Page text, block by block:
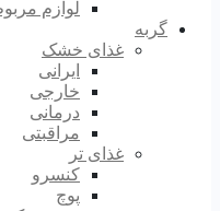
لوازم
گربه
غذای خشک
ایرانی
خارجی
درمانی
مراقبتی
غذای تر
کنسرو
پوچ